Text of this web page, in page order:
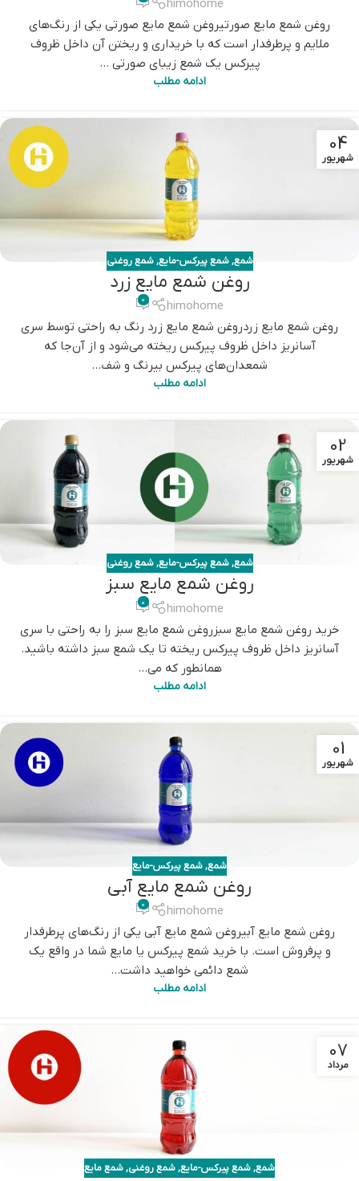
himohome
روغن شمع مایع صورتیروغن شمع مایع صورتی یکی از رنگ‌های
ملایم و پرطرفدار است که با خریداری و ریختن آن داخل ظروف
پیرکس یک شمع زیبای صورتی ...
ادامه مطلب
04
شهریور
شمع,شمع پیرکس-مایع,شمع روغنی
روغن شمع مایع زرد
himohome
0
روغن شمع مایع زردروغن شمع مایع زرد رنگ به راحتی توسط سری
آسانریز داخل ظروف پیرکس ریخته می‌شود و از آن‌جا که
شمعدان‌های پیرکس بیرنگ و شف...
ادامه مطلب
02
شهریور
شمع,شمع پیرکس-مایع,شمع روغنی
روغن شمع مایع سبز
himohome
0
خرید روغن شمع مایع سبزروغن شمع مایع سبز را به راحتی با سری
آسانریز داخل ظروف پیرکس ریخته تا یک شمع سبز داشته باشید.
همانطور که می...
ادامه مطلب
01
شهریور
شمع,شمع پیرکس-مایع
روغن شمع مایع آبی
himohome
0
روغن شمع مایع آبیروغن شمع مایع آبی یکی از رنگ‌های پرطرفدار
و پرفروش است. با خرید شمع پیرکس یا مایع شما در واقع یک
شمع دائمی خواهید داشت...
ادامه مطلب
07
مرداد
شمع,شمع پیرکس-مایع,شمع روغنی,شمع مایع